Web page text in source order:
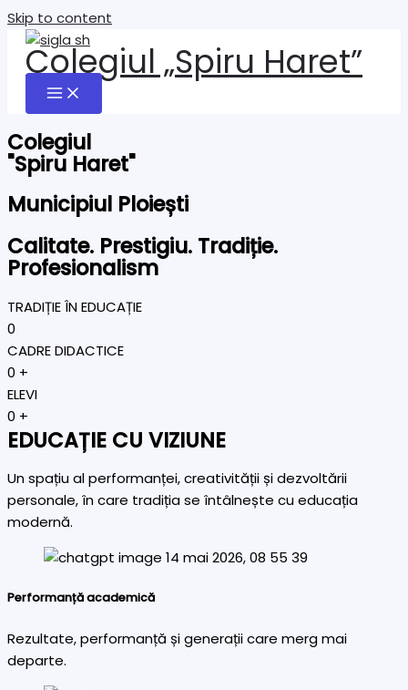
Skip to content
Colegiul „Spiru Haret”
Colegiul
"Spiru Haret"
Municipiul Ploiești
Calitate. Prestigiu. Tradiție.
Profesionalism
TRADIȚIE ÎN EDUCAȚIE
0
CADRE DIDACTICE
0 +
ELEVI
0 +
EDUCAȚIE CU VIZIUNE
Un spațiu al performanței, creativității și dezvoltării
personale, în care tradiția se întâlnește cu educația
modernă.
Performanță academică
Rezultate, performanță și generații care merg mai
departe.